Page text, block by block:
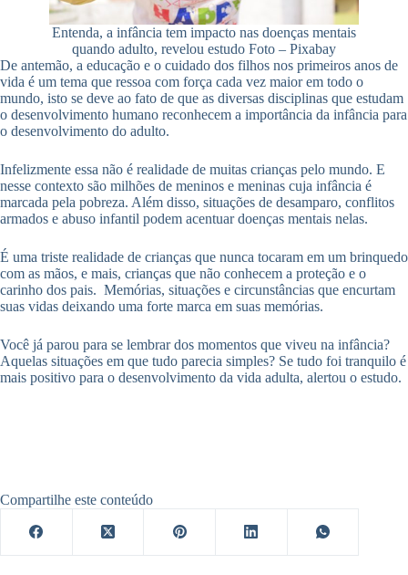
Entenda, a infância tem impacto nas doenças mentais
quando adulto, revelou estudo Foto – Pixabay
De antemão, a educação e o cuidado dos filhos nos primeiros anos de
vida é um tema que ressoa com força cada vez maior em todo o
mundo, isto se deve ao fato de que as diversas disciplinas que estudam
o desenvolvimento humano reconhecem a importância da infância para
o desenvolvimento do adulto.
Infelizmente essa não é realidade de muitas crianças pelo mundo. E
nesse contexto são milhões de meninos e meninas cuja infância é
marcada pela pobreza. Além disso, situações de desamparo, conflitos
armados e abuso infantil podem acentuar doenças mentais nelas.
É uma triste realidade de crianças que nunca tocaram em um brinquedo
com as mãos, e mais, crianças que não conhecem a proteção e o
carinho dos pais. Memórias, situações e circunstâncias que encurtam
suas vidas deixando uma forte marca em suas memórias.
Você já parou para se lembrar dos momentos que viveu na infância?
Aquelas situações em que tudo parecia simples? Se tudo foi tranquilo é
mais positivo para o desenvolvimento da vida adulta, alertou o estudo.
Compartilhe este conteúdo